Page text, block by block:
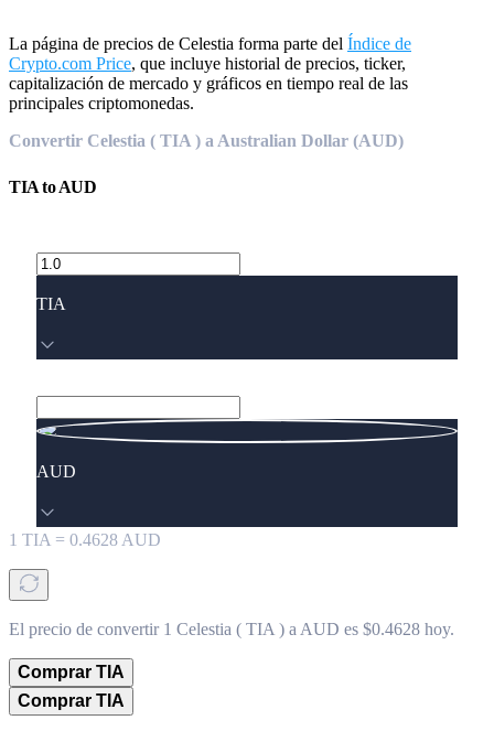
La página de precios de Celestia forma parte del Índice de
Crypto.com Price, que incluye historial de precios, ticker,
capitalización de mercado y gráficos en tiempo real de las
principales criptomonedas.
Convertir Celestia ( TIA ) a Australian Dollar (AUD)
TIAtoAUD
TIA
AUD
1 TIA = 0.4628 AUD
El precio de convertir 1 Celestia ( TIA ) a AUD es $0.4628 hoy.
Comprar TIA
Comprar TIA